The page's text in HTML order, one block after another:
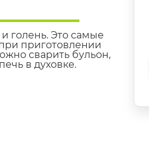
голень. Это самые
приготовлении
сварить бульон,
в духовке.